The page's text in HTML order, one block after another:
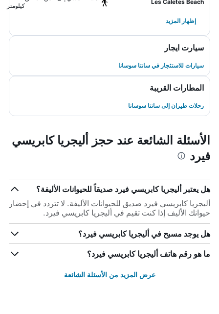
Les Caletes Beach
كيلومتر
إظهار المزيد
سيارت ايجار
سيارات للاستئجار في سانتا سوسانا
المطارات القريبة
رحلات طيران إلى سانتا سوسانا
الأسئلة الشائعة عند حجز أليجريا كابريسي
فيرد
هل يعتبر أليجريا كابريسي فيرد صديقاً للحيوانات الأليفة؟
أليجريا كابريسي فيرد صديق للحيوانات الأليفة. لا تتردد في إحضار
حيوانك الأليف إذا كنت تقيم في أليجريا كابريسي فيرد.
هل يوجد مسبح في أليجريا كابريسي فيرد؟
ما هو رقم هاتف أليجريا كابريسي فيرد؟
عرض المزيد من الأسئلة الشائعة